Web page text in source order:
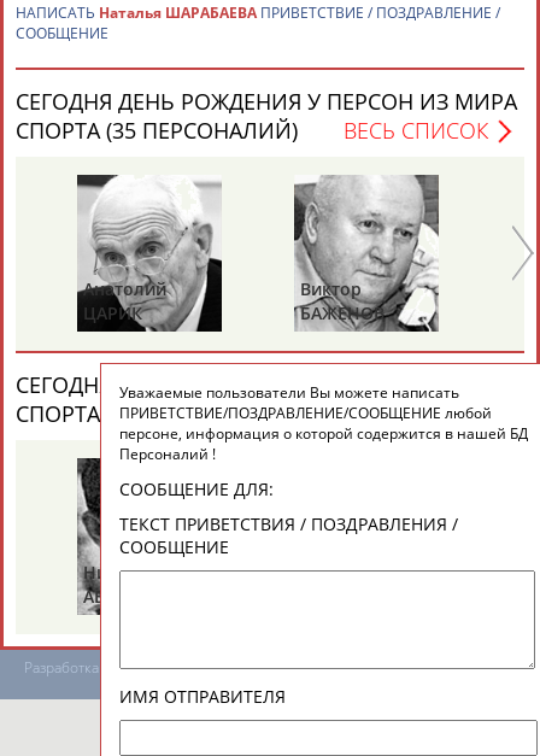
Камалудин
Назир
24 персон из 13181
ЕЩЁ ПЕРСОНЫ
ТАБЛО АКТИВНОСТИ
ЦЕЛИ ПРОЕКТА
Вопросы сотрудничества и совместной деятельности
Разработка и поддержка ООО НАИТ «Стадион»
Адресов в новостной рассылке: 996
Подпишись
НАПИСАТЬ Наталья ШАРАБАЕВА ПРИВЕТСТВИЕ / ПОЗДРАВЛЕНИЕ /
СООБЩЕНИЕ
СЕГОДНЯ ДЕНЬ РОЖДЕНИЯ У ПЕРСОН ИЗ МИРА
СПОРТА (35 ПЕРСОНАЛИЙ)
ВЕСЬ СПИСОК
Анатолий
ЦАРИК
Виктор
БАЖЕНОВ
СЕГОДНЯ ДЕНЬ ПАМЯТИ У ПЕРСОН ИЗ МИРА
СПОРТА (4 ПЕРСОНАЛИЙ)
ВЕСЬ СПИСОК
Николай
АБРАМОВ
Борис
Уважаемые пользователи Вы можете написать
ПРИВЕТСТВИЕ/ПОЗДРАВЛЕНИЕ/СООБЩЕНИЕ любой
персоне, информация о которой содержится в нашей БД
Персоналий !
СООБЩЕНИЕ ДЛЯ:
ТЕКСТ ПРИВЕТСТВИЯ / ПОЗДРАВЛЕНИЯ /
СООБЩЕНИЕ
ИМЯ ОТПРАВИТЕЛЯ